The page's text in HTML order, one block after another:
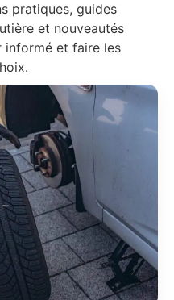
pratiques, guides
et nouveautés
informé et faire les